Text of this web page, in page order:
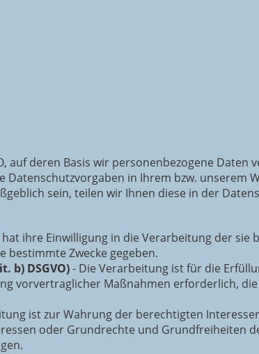
auf deren Basis wir personenbezogene Daten
Datenschutzvorgaben in Ihrem bzw. unserem
sein, teilen wir Ihnen diese in der
ihre Einwilligung in die Verarbeitung der sie
bestimmte Zwecke gegeben.
b) DSGVO)- Die Verarbeitung ist für die
vorvertraglicher Maßnahmen erforderlich,
ist zur Wahrung der berechtigten
oder Grundrechte und Grundfreiheiten